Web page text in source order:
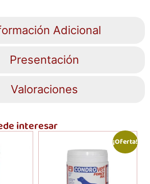
Adicional
Presentación
Valoraciones
interesar
¡Oferta!